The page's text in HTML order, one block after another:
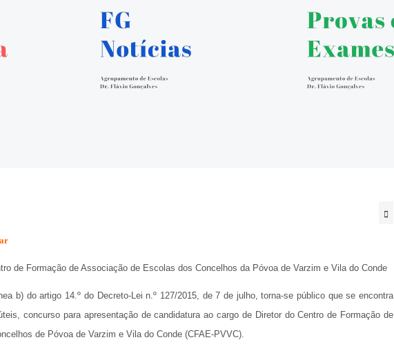
de Formação de Associação de Escolas dos Concelhos da Póvoa de Varzim e Vila do Conde
b) do artigo 14.º do Decreto-Lei n.º 127/2015, de 7 de julho, torna-se público que se encontra
concurso para apresentação de candidatura ao cargo de Diretor do Centro de Formação de
de Póvoa de Varzim e Vila do Conde (CFAE-PVVC).